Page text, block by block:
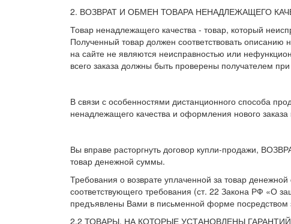
2. ВОЗВРАТ И ОБМЕН ТОВАРА НЕНАДЛЕЖАЩЕГО
Товар ненадлежащего качества - товар, который
Полученный товар должен соответствовать
на сайте не являются неисправностью или
всего заказа должны быть проверены получателем
В связи с особенностями дистанционного способа
ненадлежащего качества и оформления нового
Вы вправе расторгнуть договор купли-продажи,
товар денежной суммы.
Требования о возврате уплаченной за товар
соответствующего требования (ст. 22 Закона РФ «О
предъявлены Вами в письменной форме посредством
2.2 ТОВАРЫ, НА КОТОРЫЕ УСТАНОВЛЕНЫ